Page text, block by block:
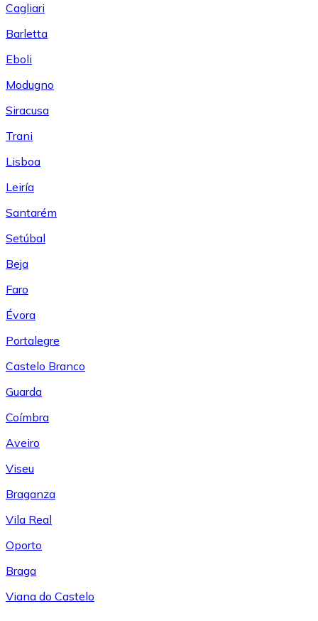
Cagliari
Barletta
Eboli
Modugno
Siracusa
Trani
Lisboa
Leiría
Santarém
Setúbal
Beja
Faro
Évora
Portalegre
Castelo Branco
Guarda
Coímbra
Aveiro
Viseu
Braganza
Vila Real
Oporto
Braga
Viana do Castelo